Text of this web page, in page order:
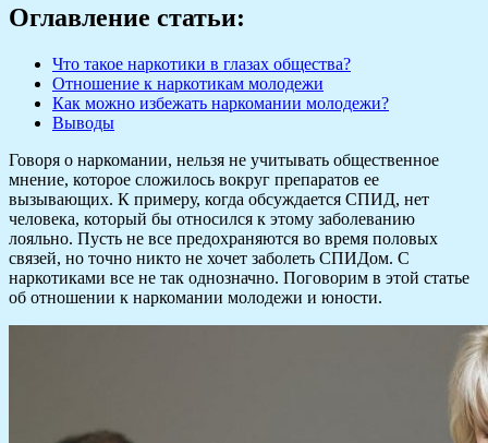
Оглавление статьи:
Что такое наркотики в глазах общества?
Отношение к наркотикам молодежи
Как можно избежать наркомании молодежи?
Выводы
Говоря о наркомании, нельзя не учитывать общественное
мнение, которое сложилось вокруг препаратов ее
вызывающих. К примеру, когда обсуждается СПИД, нет
человека, который бы относился к этому заболеванию
лояльно. Пусть не все предохраняются во время половых
связей, но точно никто не хочет заболеть СПИДом. С
наркотиками все не так однозначно. Поговорим в этой статье
об отношении к наркомании молодежи и юности.